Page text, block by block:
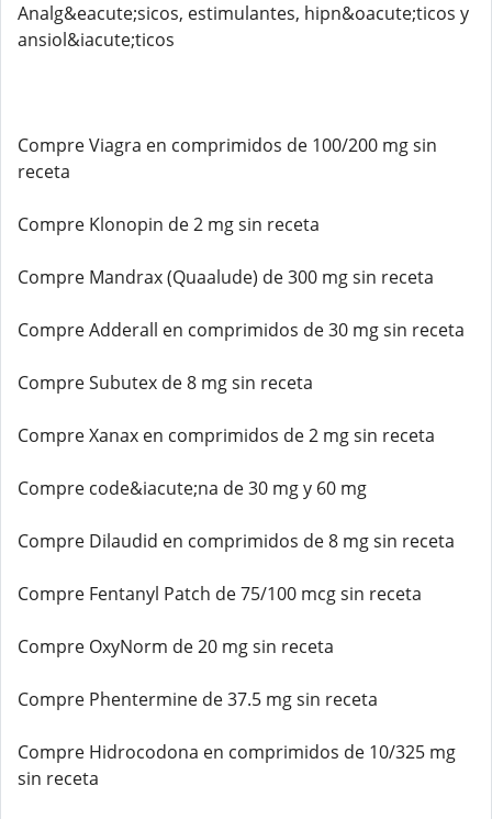
Analg&eacute;sicos, estimulantes, hipn&oacute;ticos y
ansiol&iacute;ticos
Compre Viagra en comprimidos de 100/200 mg sin
receta
Compre Klonopin de 2 mg sin receta
Compre Mandrax (Quaalude) de 300 mg sin receta
Compre Adderall en comprimidos de 30 mg sin receta
Compre Subutex de 8 mg sin receta
Compre Xanax en comprimidos de 2 mg sin receta
Compre code&iacute;na de 30 mg y 60 mg
Compre Dilaudid en comprimidos de 8 mg sin receta
Compre Fentanyl Patch de 75/100 mcg sin receta
Compre OxyNorm de 20 mg sin receta
Compre Phentermine de 37.5 mg sin receta
Compre Hidrocodona en comprimidos de 10/325 mg
sin receta